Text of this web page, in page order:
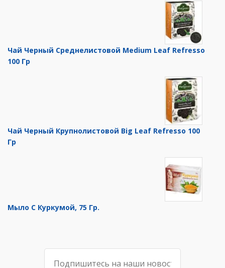
Чай Черный Среднелистовой Medium Leaf Refresso
100 Гр
Чай Черный Крупнолистовой Big Leaf Refresso 100
Гр
Мыло С Куркумой, 75 Гр.